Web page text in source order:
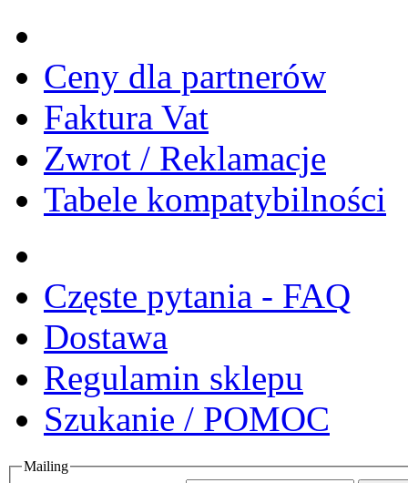
Ceny dla partnerów
Faktura Vat
Zwrot / Reklamacje
Tabele kompatybilności
Częste pytania - FAQ
Dostawa
Regulamin sklepu
Szukanie / POMOC
Mailing